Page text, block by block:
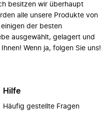
besitzen wir überhaupt
alle unsere Produkte von
der besten
ausgewählt, gelagert und
Wenn ja, folgen Sie uns!
Hilfe
Häufig gestellte Fragen